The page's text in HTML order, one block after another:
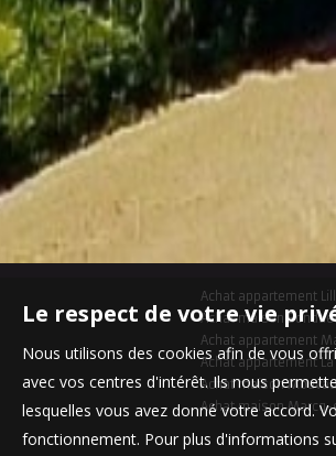
Achat appartement
Achat maison
Achat appartement
Achat appartement
Achat maison
Achat maison
Le respect de votre vie
Nous utilisons des cookies afin de vous
avec vos centres d'intérêt. Ils nous
lesquelles vous avez donné votre accord.
fonctionnement. Pour plus d'informations